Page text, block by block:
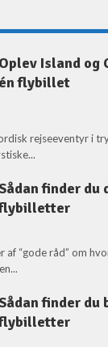
Oplev Island og
én flybillet
rejseeventyr i
finder du
“gode råd” om
finder du